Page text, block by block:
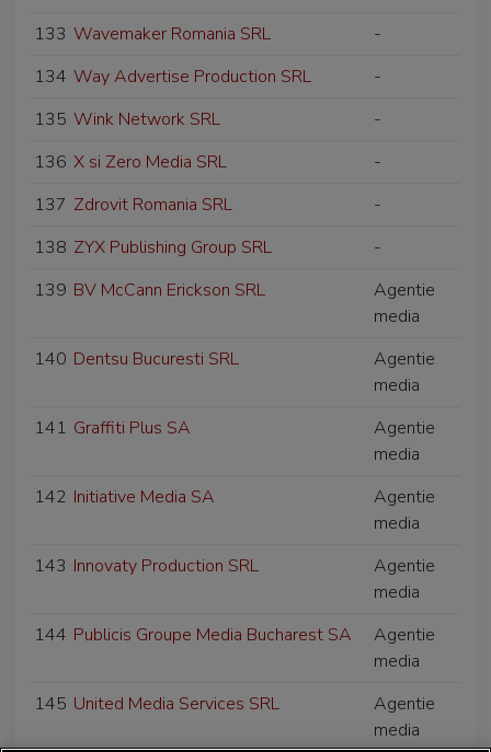
133 Wavemaker Romania SRL
-
134 Way Advertise Production SRL
-
135 Wink Network SRL
-
136 X si Zero Media SRL
-
137 Zdrovit Romania SRL
-
138 ZYX Publishing Group SRL
-
139 BV McCann Erickson SRL
Agentie
media
140 Dentsu Bucuresti SRL
Agentie
media
141 Graffiti Plus SA
Agentie
media
142 Initiative Media SA
Agentie
media
143 Innovaty Production SRL
Agentie
media
144 Publicis Groupe Media Bucharest SA
Agentie
media
145 United Media Services SRL
Agentie
media